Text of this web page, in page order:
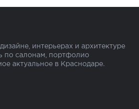
интерьерах и архитектуре
по салонам, портфолио
актуальное в Краснодаре.